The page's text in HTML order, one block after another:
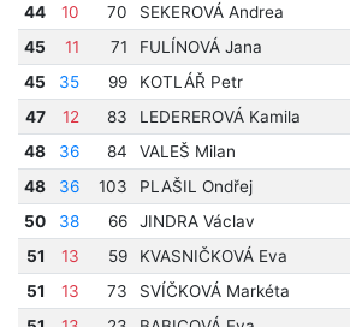
44
10 70 SEKEROVÁ Andrea
45
11 71 FULÍNOVÁ Jana
45
35 99 KOTLÁŘ Petr
47
12 83 LEDEREROVÁ Kamila
48
36 84 VALEŠ Milan
48
36 103 PLAŠIL Ondřej
50
38 66 JINDRA Václav
51
13 59 KVASNIČKOVÁ Eva
51
13 73 SVÍČKOVÁ Markéta